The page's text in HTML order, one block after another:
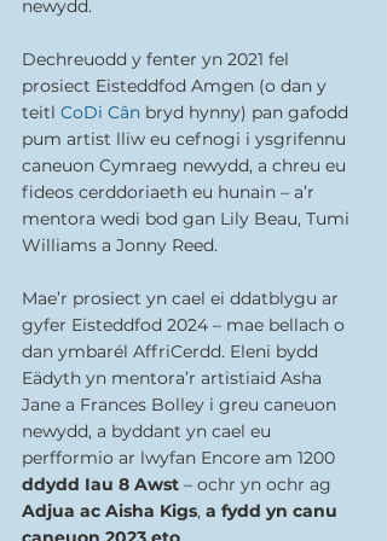
newydd.
Dechreuodd y fenter yn 2021 fel
prosiect Eisteddfod Amgen (o dan y
teitl CoDi Cân bryd hynny) pan gafodd
pum artist lliw eu cefnogi i ysgrifennu
caneuon Cymraeg newydd, a chreu eu
fideos cerddoriaeth eu hunain – a’r
mentora wedi bod gan Lily Beau, Tumi
Williams a Jonny Reed.
Mae’r prosiect yn cael ei ddatblygu ar
gyfer Eisteddfod 2024 – mae bellach o
dan ymbarél AffriCerdd. Eleni bydd
Eädyth yn mentora’r artistiaid Asha
Jane a Frances Bolley i greu caneuon
newydd, a byddant yn cael eu
perfformio ar lwyfan Encore am 1200
ddydd Iau 8 Awst – ochr yn ochr ag
Adjua ac Aisha Kigs, a fydd yn canu